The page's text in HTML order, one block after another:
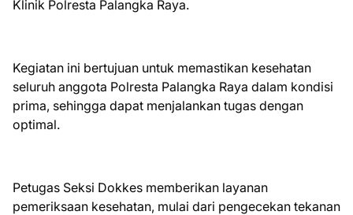
Klinik Polresta Palangka Raya.
Kegiatan ini bertujuan untuk memastikan kesehatan
seluruh anggota Polresta Palangka Raya dalam kondisi
prima, sehingga dapat menjalankan tugas dengan
optimal.
Petugas Seksi Dokkes memberikan layanan
pemeriksaan kesehatan, mulai dari pengecekan tekanan